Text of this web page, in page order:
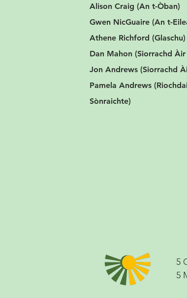
Alison Craig (An t-Òban)
Gwen NicGuaire (An t-
Athene Richford (Glaschu)
Dan Mahon (Siorrachd Àir
Jon Andrews (Siorrachd
Pamela Andrews
Sònraichte)
5
5